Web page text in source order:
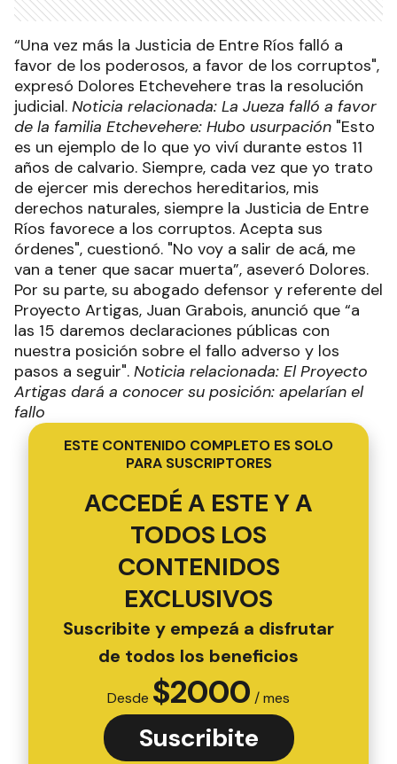
“Una vez más la Justicia de Entre Ríos falló a
favor de los poderosos, a favor de los corruptos",
expresó Dolores Etchevehere tras la resolución
judicial. Noticia relacionada: La Jueza falló a favor
de la familia Etchevehere: Hubo usurpación "Esto
es un ejemplo de lo que yo viví durante estos 11
años de calvario. Siempre, cada vez que yo trato
de ejercer mis derechos hereditarios, mis
derechos naturales, siempre la Justicia de Entre
Ríos favorece a los corruptos. Acepta sus
órdenes", cuestionó. "No voy a salir de acá, me
van a tener que sacar muerta”, aseveró Dolores.
Por su parte, su abogado defensor y referente del
Proyecto Artigas, Juan Grabois, anunció que “a
las 15 daremos declaraciones públicas con
nuestra posición sobre el fallo adverso y los
pasos a seguir". Noticia relacionada: El Proyecto
Artigas dará a conocer su posición: apelarían el
fallo
ESTE CONTENIDO COMPLETO ES SOLO
PARA SUSCRIPTORES
ACCEDÉ A ESTE Y A
TODOS LOS
CONTENIDOS
EXCLUSIVOS
Suscribite y empezá a disfrutar
de todos los beneficios
Desde $2000 / mes
Suscribite